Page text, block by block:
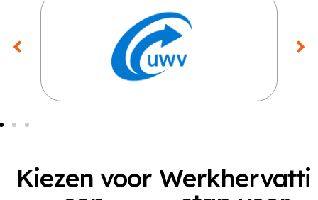
Kiezen voor